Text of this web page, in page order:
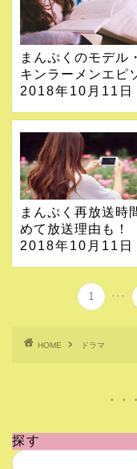
まんぷくのモデル
キンラーメンエピ
2018年10月11日
まんぷく再放送時
めて放送理由も！
2018年10月11日
1 ...
HOME ドラマ
探す